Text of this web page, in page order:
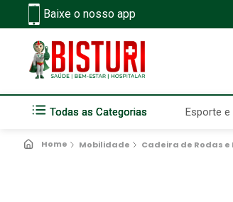
Baixe o nosso app
Todas as Categorias Esporte
Mobilidade Cadeira de Rodas e